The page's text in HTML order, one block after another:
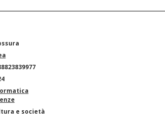
e società